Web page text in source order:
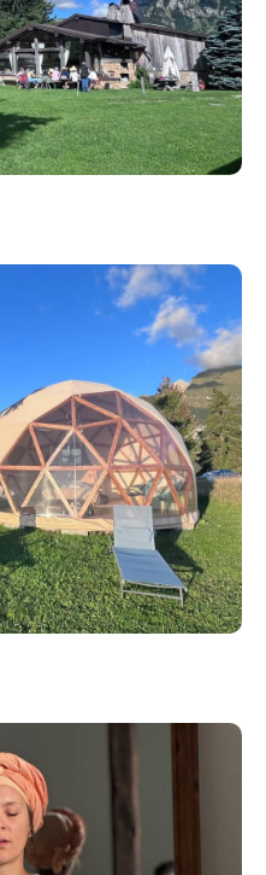
une ACTIVATION
expérience énergétique
Cette pratique prend la
permettant de libérer
et
nerveux et de
vitalité et de bien-être
ATELIERS autour de
dédiée
de transmission
avec des outils simples
les petits maux du
et votre famille.
CIEL AU TÉLESCOPE
propice à
et à la
soi.
les deux jours
CREATRICE,
mouvement, la forme
transforme, celle qui
on peut jouer. Nous